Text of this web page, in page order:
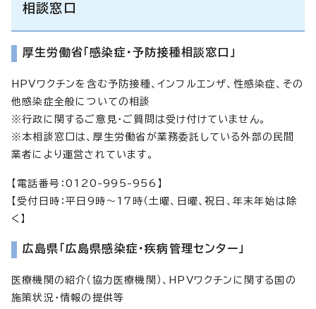
相談窓口
厚生労働省「感染症・予防接種相談窓口」
HPVワクチンを含む予防接種、インフルエンザ、性感染症、その
他感染症全般についての相談
※行政に関するご意見・ご質問は受け付けていません。
※本相談窓口は、厚生労働省が業務委託している外部の民間
業者により運営されています。
【電話番号：0120-995-956】
【受付日時：平日9時～17時（土曜、日曜、祝日、年末年始は除
く】
広島県「広島県感染症・疾病管理センター」
医療機関の紹介（協力医療機関）、HPVワクチンに関する国の
施策状況・情報の提供等